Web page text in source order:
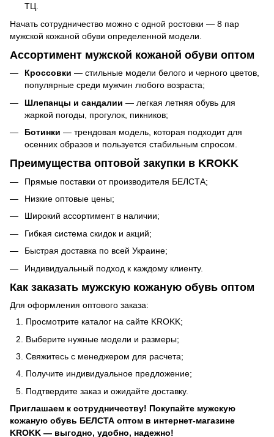
ТЦ.
Начать сотрудничество можно с одной ростовки — 8 пар
мужской кожаной обуви определенной модели.
Ассортимент мужской кожаной обуви оптом
Кроссовки — стильные модели белого и черного цветов,
популярные среди мужчин любого возраста;
Шлепанцы и сандалии — легкая летняя обувь для
жаркой погоды, прогулок, пикников;
Ботинки — трендовая модель, которая подходит для
осенних образов и пользуется стабильным спросом.
Преимущества оптовой закупки в KROKK
Прямые поставки от производителя БЕЛСТА;
Низкие оптовые цены;
Широкий ассортимент в наличии;
Гибкая система скидок и акций;
Быстрая доставка по всей Украине;
Индивидуальный подход к каждому клиенту.
Как заказать мужскую кожаную обувь оптом
Для оформления оптового заказа:
Просмотрите каталог на сайте KROKK;
Выберите нужные модели и размеры;
Свяжитесь с менеджером для расчета;
Получите индивидуальное предложение;
Подтвердите заказ и ожидайте доставку.
Приглашаем к сотрудничеству! Покупайте мужскую
кожаную обувь БЕЛСТА оптом в интернет-магазине
KROKK — выгодно, удобно, надежно!